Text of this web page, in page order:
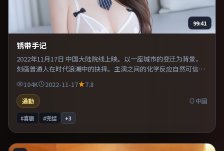
99:41
锈带手记
2022年11月17日 中国大陆院线上映。以一座城市的变迁为背景，
刻画普通人在时代浪潮中的抉择。主演之间的化学反应自然可信，
对手戏张力贯穿全片。推荐给偏爱群像戏与命运母题的影迷。
104K 2022-11-17
7.8
通勤
中国
#喜剧 #完结 +3